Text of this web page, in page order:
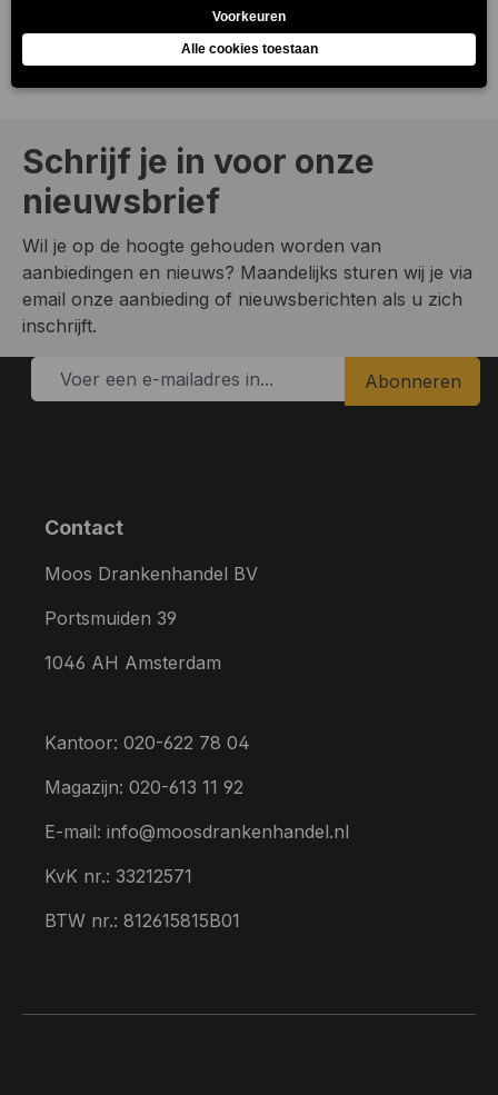
tot vijf jaar voegen we koo…Meer
Schrijf je in voor onze
nieuwsbrief
Wil je op de hoogte gehouden worden van
aanbiedingen en nieuws? Maandelijks sturen wij je via
email onze aanbieding of nieuwsberichten als u zich
inschrijft.
Abonneren
Contact
Moos Drankenhandel BV
Portsmuiden 39
1046 AH Amsterdam
Kantoor: 020-622 78 04
Magazijn: 020-613 11 92
E-mail: info@moosdrankenhandel.nl
KvK nr.: 33212571
BTW nr.: 812615815B01